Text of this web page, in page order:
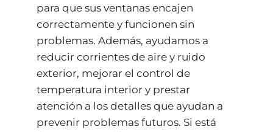
para que sus ventanas encajen
correctamente y funcionen sin
problemas. Además, ayudamos a
reducir corrientes de aire y ruido
exterior, mejorar el control de
temperatura interior y prestar
atención a los detalles que ayudan a
prevenir problemas futuros. Si está